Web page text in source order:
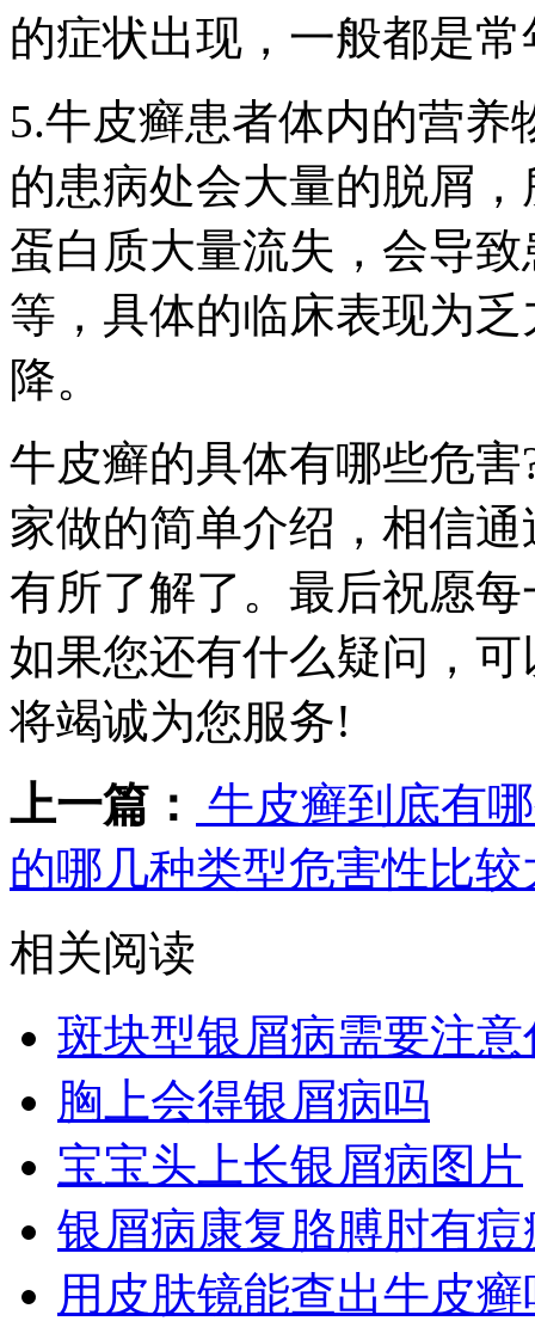
的症状出现，一般都是
5.牛皮癣患者体内的营
的患病处会大量的脱屑
蛋白质大量流失，会导
等，具体的临床表现为
降。
牛皮癣的具体有哪些危
家做的简单介绍，相信
有所了解了。最后祝愿
如果您还有什么疑问，
将竭诚为您服务!
上一篇： 牛皮癣到底有
的哪几种类型危害性比较
相关阅读
斑块型银屑病需要注意
胸上会得银屑病吗
宝宝头上长银屑病图片
银屑病康复胳膊肘有痘
用皮肤镜能查出牛皮癣